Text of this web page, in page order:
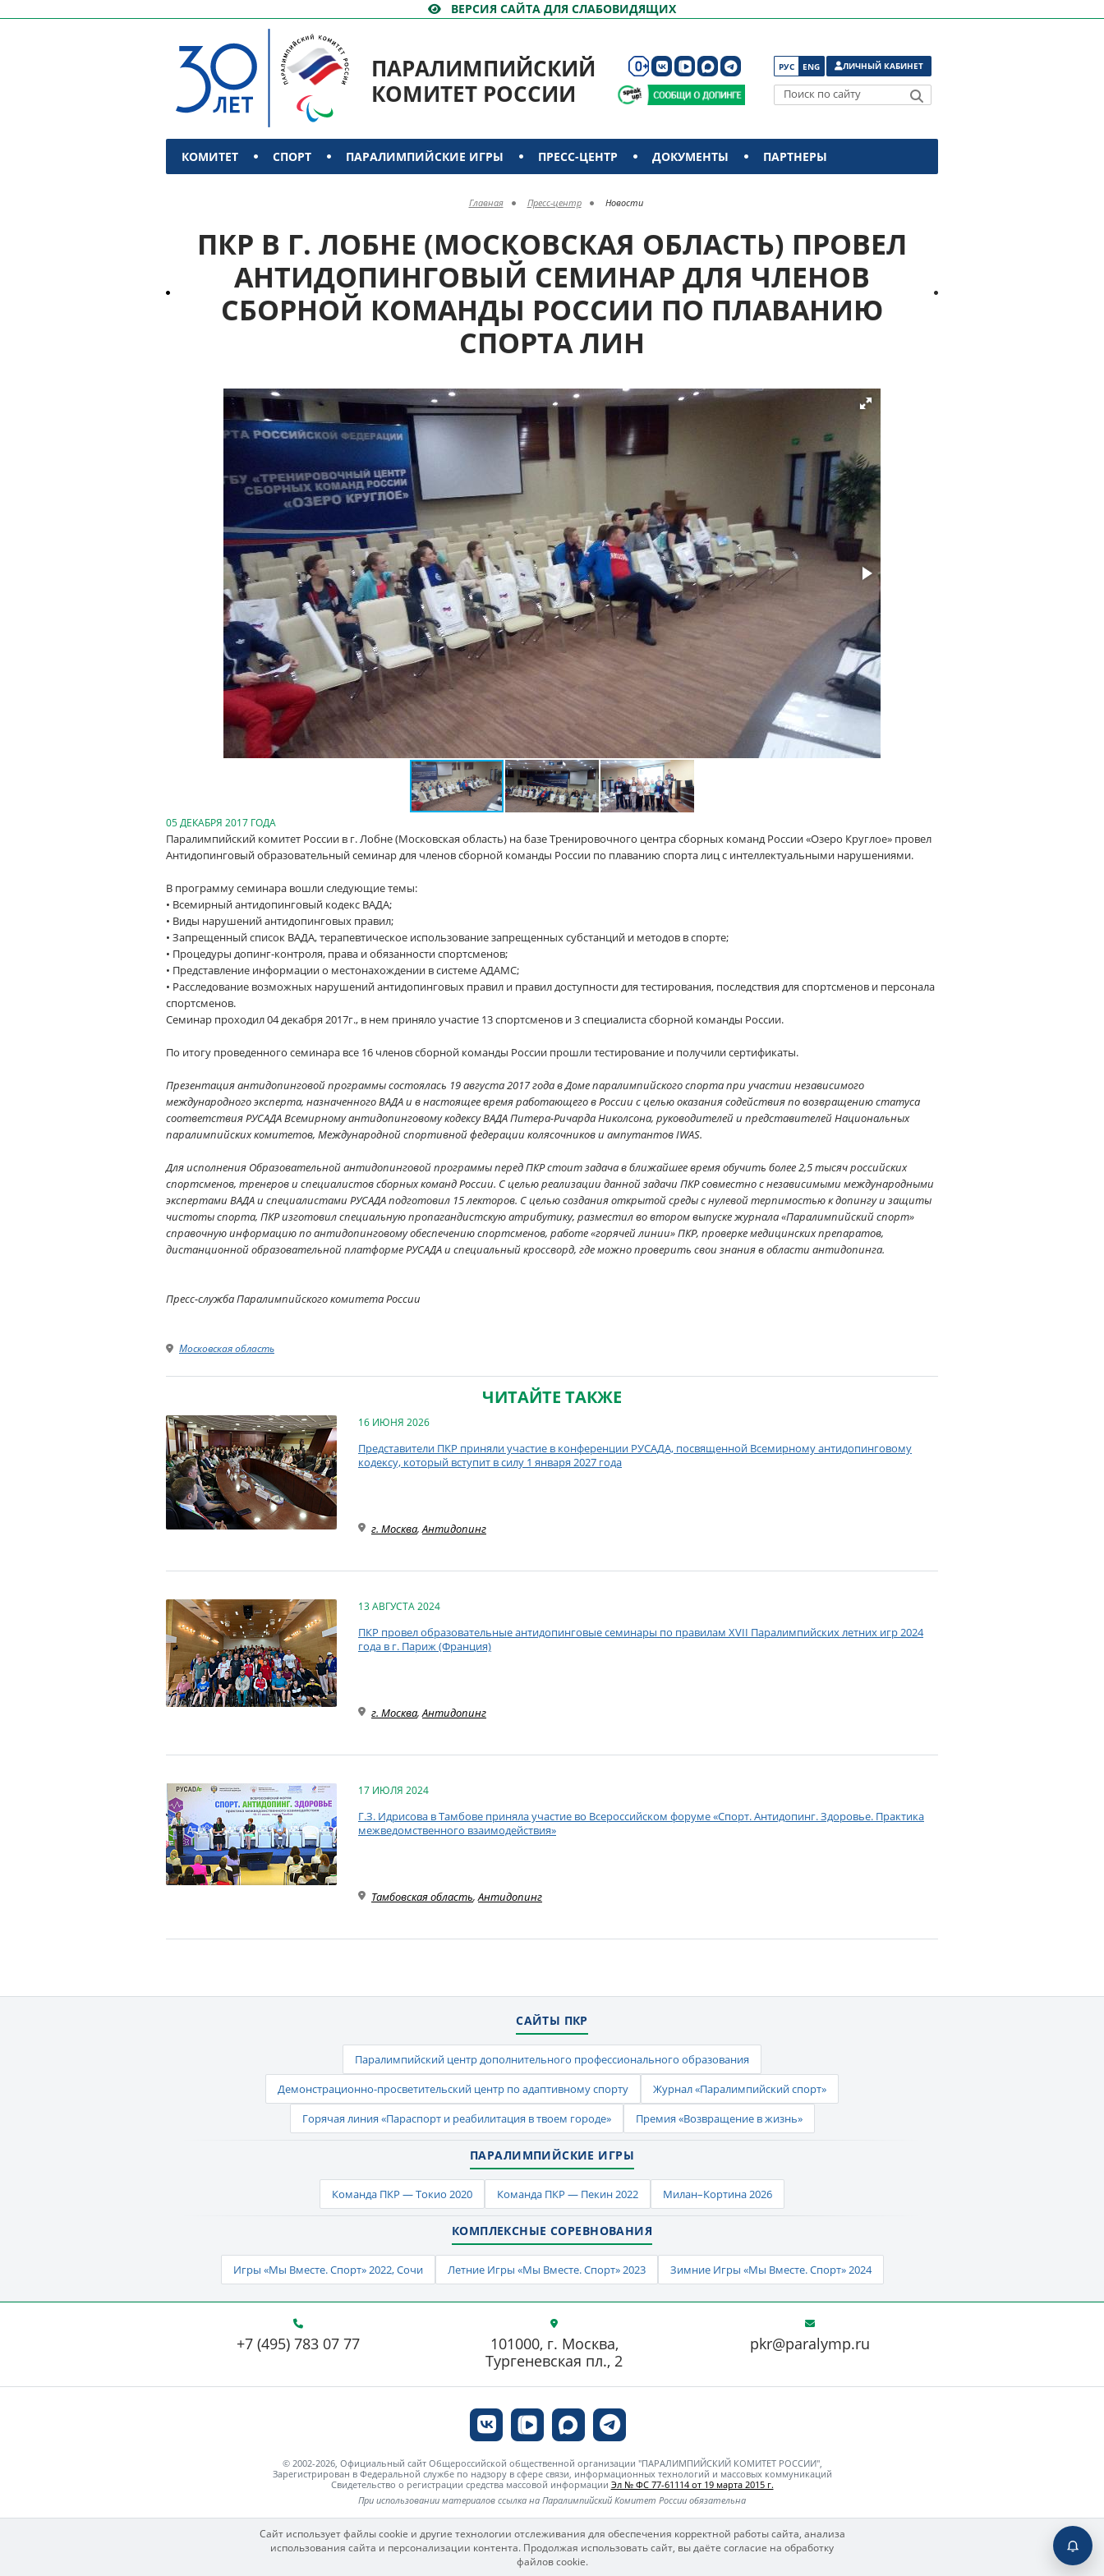
ВЕРСИЯ САЙТА ДЛЯ СЛАБОВИДЯЩИХ
ПАРАЛИМПИЙСКИЙ
КОМИТЕТ РОССИИ
РУС ENG ЛИЧНЫЙ КАБИНЕТ
Поиск по сайту
КОМИТЕТ СПОРТ ПАРАЛИМПИЙСКИЕ ИГРЫ ПРЕСС-ЦЕНТР ДОКУМЕНТЫ ПАРТНЕРЫ
Главная Пресс-центр Новости
ПКР В Г. ЛОБНЕ (МОСКОВСКАЯ ОБЛАСТЬ) ПРОВЕЛ
АНТИДОПИНГОВЫЙ СЕМИНАР ДЛЯ ЧЛЕНОВ
СБОРНОЙ КОМАНДЫ РОССИИ ПО ПЛАВАНИЮ
СПОРТА ЛИН
05 ДЕКАБРЯ 2017 ГОДА
Паралимпийский комитет России в г. Лобне (Московская область) на базе Тренировочного центра сборных команд России «Озеро Круглое» провел
Антидопинговый образовательный семинар для членов сборной команды России по плаванию спорта лиц с интеллектуальными нарушениями.
В программу семинара вошли следующие темы:
• Всемирный антидопинговый кодекс ВАДА;
• Виды нарушений антидопинговых правил;
• Запрещенный список ВАДА, терапевтическое использование запрещенных субстанций и методов в спорте;
• Процедуры допинг-контроля, права и обязанности спортсменов;
• Представление информации о местонахождении в системе АДАМС;
• Расследование возможных нарушений антидопинговых правил и правил доступности для тестирования, последствия для спортсменов и персонала
спортсменов.
Семинар проходил 04 декабря 2017г., в нем приняло участие 13 спортсменов и 3 специалиста сборной команды России.
По итогу проведенного семинара все 16 членов сборной команды России прошли тестирование и получили сертификаты.
Презентация антидопинговой программы состоялась 19 августа 2017 года в Доме паралимпийского спорта при участии независимого
международного эксперта, назначенного ВАДА и в настоящее время работающего в России с целью оказания содействия по возвращению статуса
соответствия РУСАДА Всемирному антидопинговому кодексу ВАДА Питера-Ричарда Николсона, руководителей и представителей Национальных
паралимпийских комитетов, Международной спортивной федерации колясочников и ампутантов IWAS.
Для исполнения Образовательной антидопинговой программы перед ПКР стоит задача в ближайшее время обучить более 2,5 тысяч российских
спортсменов, тренеров и специалистов сборных команд России. С целью реализации данной задачи ПКР совместно с независимыми международными
экспертами ВАДА и специалистами РУСАДА подготовил 15 лекторов. С целью создания открытой среды с нулевой терпимостью к допингу и защиты
чистоты спорта, ПКР изготовил специальную пропагандистскую атрибутику, разместил во втором выпуске журнала «Паралимпийский спорт»
справочную информацию по антидопинговому обеспечению спортсменов, работе «горячей линии» ПКР, проверке медицинских препаратов,
дистанционной образовательной платформе РУСАДА и специальный кроссворд, где можно проверить свои знания в области антидопинга.
Пресс-служба Паралимпийского комитета России
Московская область
ЧИТАЙТЕ ТАКЖЕ
16 ИЮНЯ 2026
Представители ПКР приняли участие в конференции РУСАДА, посвященной Всемирному антидопинговому
кодексу, который вступит в силу 1 января 2027 года
г. Москва,Антидопинг
13 АВГУСТА 2024
ПКР провел образовательные антидопинговые семинары по правилам XVII Паралимпийских летних игр 2024
года в г. Париж (Франция)
г. Москва,Антидопинг
17 ИЮЛЯ 2024
Г.З. Идрисова в Тамбове приняла участие во Всероссийском форуме «Спорт. Антидопинг. Здоровье. Практика
межведомственного взаимодействия»
Тамбовская область,Антидопинг
САЙТЫ ПКР
Паралимпийский центр дополнительного профессионального образования
Демонстрационно-просветительский центр по адаптивному спорту
Журнал «Паралимпийский спорт»
Горячая линия «Параспорт и реабилитация в твоем городе»
Премия «Возвращение в жизнь»
ПАРАЛИМПИЙСКИЕ ИГРЫ
Команда ПКР — Токио 2020 Команда ПКР — Пекин 2022 Милан–Кортина 2026
КОМПЛЕКСНЫЕ СОРЕВНОВАНИЯ
Игры «Мы Вместе. Спорт» 2022, Сочи Летние Игры «Мы Вместе. Спорт» 2023 Зимние Игры «Мы Вместе. Спорт» 2024
+7 (495) 783 07 77 pkr@paralymp.ru
101000, г. Москва,
Тургеневская пл., 2
© 2002-2026, Официальный сайт Общероссийской общественной организации "ПАРАЛИМПИЙСКИЙ КОМИТЕТ РОССИИ",
Зарегистрирован в Федеральной службе по надзору в сфере связи, информационных технологий и массовых коммуникаций
Свидетельство о регистрации средства массовой информации Эл № ФС 77-61114 от 19 марта 2015 г.
При использовании материалов ссылка на Паралимпийский Комитет России обязательна
Сайт использует файлы cookie и другие технологии отслеживания для обеспечения корректной работы сайта, анализа
использования сайта и персонализации контента. Продолжая использовать сайт, вы даёте согласие на обработку
файлов cookie.